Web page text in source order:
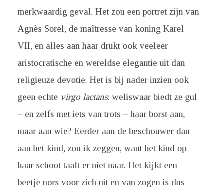
merkwaardig geval. Het zou een portret zijn van
Agnès Sorel, de maîtresse van koning Karel
VII, en alles aan haar drukt ook veeleer
aristocratische en wereldse elegantie uit dan
religieuze devotie. Het is bij nader inzien ook
geen echte virgo lactans: weliswaar biedt ze gul
– en zelfs met iets van trots – haar borst aan,
maar aan wie? Eerder aan de beschouwer dan
aan het kind, zou ik zeggen, want het kind op
haar schoot taalt er niet naar. Het kijkt een
beetje nors voor zich uit en van zogen is dus